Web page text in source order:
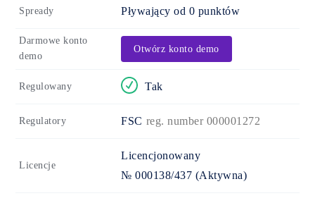
Spready Pływający od 0 punktów
Darmowe konto
demo
Otwórz konto demo
Regulowany Tak
Regulatory FSC reg. number 000001272
Licencje
Licencjonowany
№ 000138/437 (Aktywna)